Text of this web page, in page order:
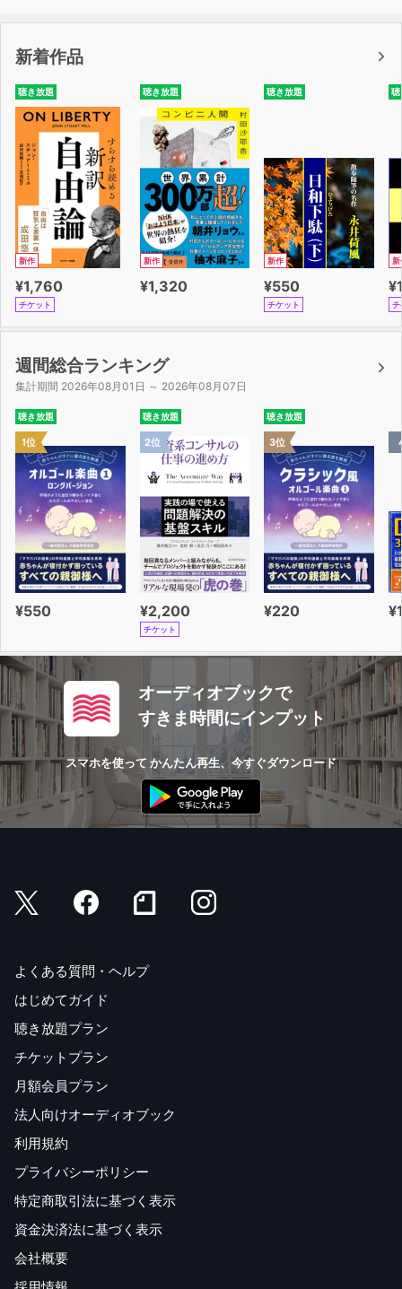
ととも紐解いていきましょう。
時代ごと、人物ごとに、キーコンセプトをまとめてあるの
で、カタログ的に必要な情報だけを取捨選択して聴くこと
も、
経営の歴史書として楽しむことも可能です。
これまで経営学を学んできたみなさんにとって、最高の復
習になるでしょう。
闘されようとしている方、ビジネスに今まさに向かってい
ること間違いなしです。
新着作品
聴き放題
新作
¥1,760
チケット
聴き放題
新作
¥1,320
聴き放題
新作
¥550
チケット
聴
新
チ
週間総合ランキング
集計期間 2026年08月01日 ～ 2026年08月07日
聴き放題
1位
¥550
聴き放題
2位
¥2,200
チケット
聴き放題
3位
¥220
オーディオブックで
すきま時間にインプット
スマホを使って かんたん再生、今すぐダウンロード
よくある質問・ヘルプ
はじめてガイド
聴き放題プラン
チケットプラン
月額会員プラン
法人向けオーディオブック
利用規約
プライバシーポリシー
特定商取引法に基づく表示
資金決済法に基づく表示
会社概要